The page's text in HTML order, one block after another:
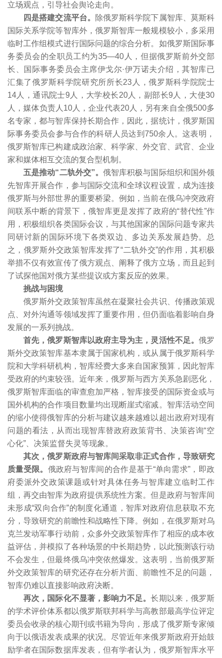
立场观点，引导社会舆论走向。
四是搭建交流平台。
除俄罗斯科学院下属智库、莫斯科
国际关系学院等智库外，俄罗斯智库一般规模较小，多采用
临时工作组模式进行国际问题的综合分析。如俄罗斯国际事
务委员会的全职员工约为35—40人，但据俄罗斯前外交部
长、国际事务委员会主席伊戈尔·伊万诺夫介绍，其智库已
汇集了俄罗斯科学院研究所所长23人，俄罗斯科学院院士
14人，通讯院士9人，大学校长20人，副部长9人，大使30
人，媒体负责人10人，企业代表20人，另有来自全俄500多
名专家，都与智库保持长期合作，因此，据统计，俄罗斯国
际事务委员会参与合作的科研人员达到750余人。这表明，
俄罗斯智库已构建成政治家、科学家、外交官、武官、企业
家和媒体相互交流的复合型机制。
五是推动“二轨外交”。俄智库积极与国际组织和国外领
先智库开展合作，参与国际交流和全球议程设置，成为连接
俄罗斯与外部世界的重要桥梁。例如，当前在俄乌冲突政府
间联系中断的背景下，俄智库更是发挥了政府的“替代性”作
用，积极组织各类国际会议，与其他国家的国际问题专家共
同研讨新的国际环境下各类双边、多边关系发展趋势。总
之，俄罗斯外交政策智库发挥了“二轨外交”的作用，其积极
举措不仅有效宣传了俄方观点、阐释了俄方立场，而且起到
了试探他国对俄方某些提议或方案反应的效果。
挑战与困境
俄罗斯外交政策智库虽然在凝聚社会共识、传播政策观
点、对外沟通等领域发挥了重要作用，但仍面临着影响自身
发展的一系列挑战。
首先，俄罗斯智库以政府主导为主，灵活性不足。 俄罗
斯外交政策智库基本隶属于国家机构，或从属于俄罗斯科学
院和大学科研机构，智库经费大多来自国家预算，因此智库
受政府的约束较强。近年来，俄罗斯与西方关系急剧恶化，
俄罗斯智库面临的审查愈加严格，智库接受的国际资金或与
国外机构的合作项目数量均出现断崖式缩减。智库活动空间
的缩小使得俄智库的分析与建议越来越难以超出政府对现有
问题的看法，从而出现智库替政府政策背书、决策咨询“空
心化”、决策监督失灵等现象。
其次，俄罗斯政府与智库间采取非正式合作，导致研究
质量受限。 俄政府与智库间的合作是基于“单向需求”，即政
府委派外交政策课题或针对具体任务与智库建立临时工作
组，再交由智库为政府提供系统性方案。但是政府与智库间
未形成“双向合作”的制度化通道，智库对政府信息获取不充
分，导致研究的前瞻性和战略性下降。例如，在俄罗斯对乌
克兰发动军事行动前，众多外交政策智库作了相应的成本收
益评估，并模拟了各种场景的中长期趋势，以此预测该行动
不会发生，但最终俄乌冲突依然爆发。这表明，当前俄罗斯
外交政策智库的研究还存在分析片面、前瞻性不足的问题，
智库仍难以直接影响政府决断。
再次，国际化不显著，影响力不足。长期以来，俄罗斯
的学术评价体系都以俄罗斯联邦科学与高教部最高学位评定
委员会收录的核心期刊或书籍为导向，形成了俄罗斯专家倾
向于以俄语发表成果的状况。尽管近年来俄罗斯政府开始鼓
励学者在国际数据库发表，但有学者认为，俄罗斯智库水平